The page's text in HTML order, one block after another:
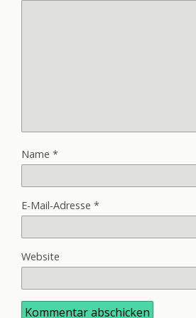
Name *
E-Mail-Adresse *
Website